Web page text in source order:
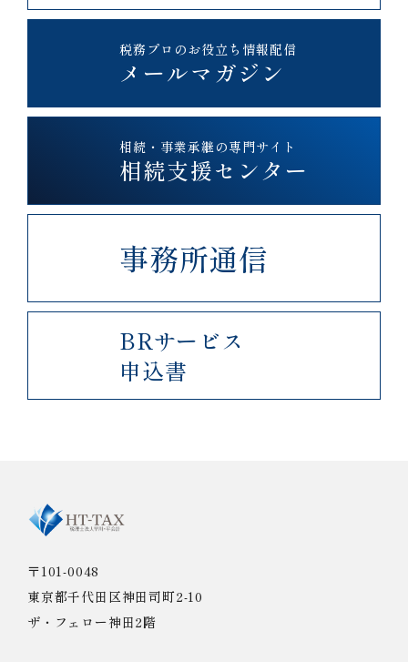
税務プロのお役立ち情報配信
メールマガジン
相続・事業承継の専門サイト
相続支援センター
事務所通信
BRサービス
申込書
〒101-0048
東京都千代田区神田司町2-10
ザ・フェロー神田2階